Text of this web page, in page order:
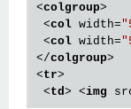
<colgroup>
<col width=
<col width=
</colgroup>
<tr>
<td> <img